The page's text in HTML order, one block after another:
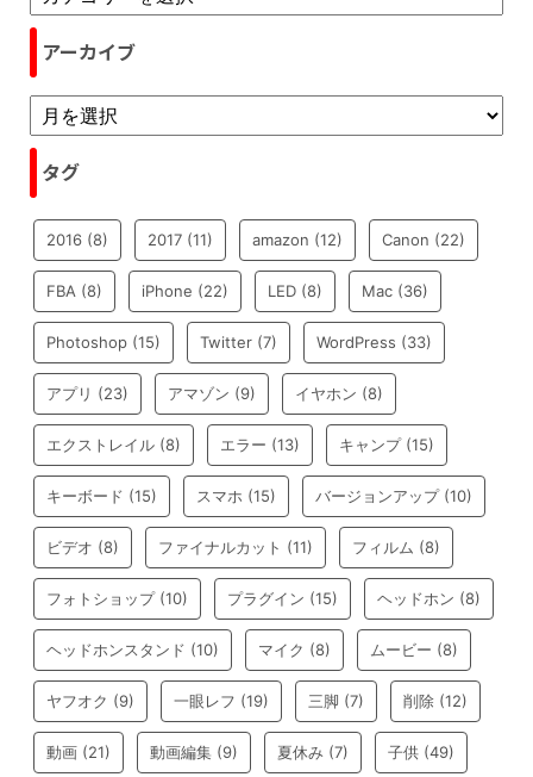
アーカイブ
タグ
2016 (8) 2017 (11) amazon (12) Canon (22)
FBA (8) iPhone (22) LED (8) Mac (36)
Photoshop (15) Twitter (7) WordPress (33)
アプリ (23) アマゾン (9) イヤホン (8)
エクストレイル (8) エラー (13) キャンプ(15)
キーボード (15) スマホ (15) バージョンアップ(10)
ビデオ (8) ファイナルカット (11) フィルム (8)
フォトショップ(10) プラグイン (15) ヘッドホン (8)
ヘッドホンスタンド (10) マイク (8) ムービー (8)
ヤフオク (9) 一眼レフ (19) 三脚 (7) 削除 (12)
動画 (21) 動画編集 (9) 夏休み (7) 子供 (49)